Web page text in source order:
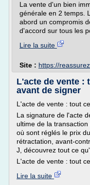
La vente d'un bien
générale en 2 temps.
abord un compromis
d'accord sur tous les
Lire la suite
Site : https://
L'acte de vente :
avant de signer
L'acte de vente : tout
La signature de l'acte
ultime de la
où sont réglés le prix
rétractation, avant-
J, découvrez tout ce
L'acte de vente : tout
Lire la suite